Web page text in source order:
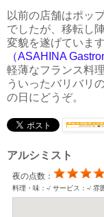
以前の店舗はポッ
でしたが、移転し
変貌を遂げていま
（ASAHINA
軽薄なフランス料
ういったバリバリ
の日にどうぞ。
アルシミスト